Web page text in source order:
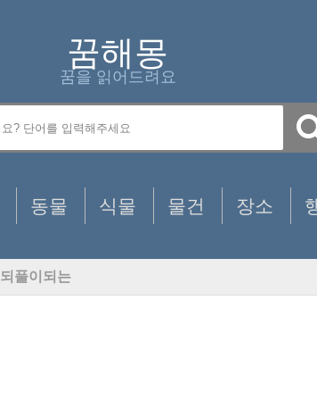
꿈해몽
꿈을 읽어드려요
동물 식물 물건 장소
되풀이되는